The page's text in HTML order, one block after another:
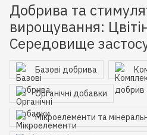
Добрива та
вирощування:
Середовище
Базові добрива
Органічні добавки
Мікроелементи та